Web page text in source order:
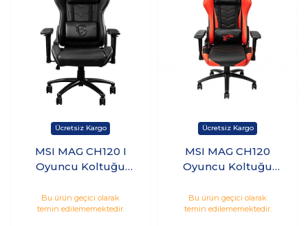
MSI MAG CH120 I
Oyuncu Koltuğu
Bu ürün geçici olarak
temin edilememektedir.
MSI MAG CH120
Oyuncu Koltuğu
Bu ürün geçici olarak
temin edilememektedir.